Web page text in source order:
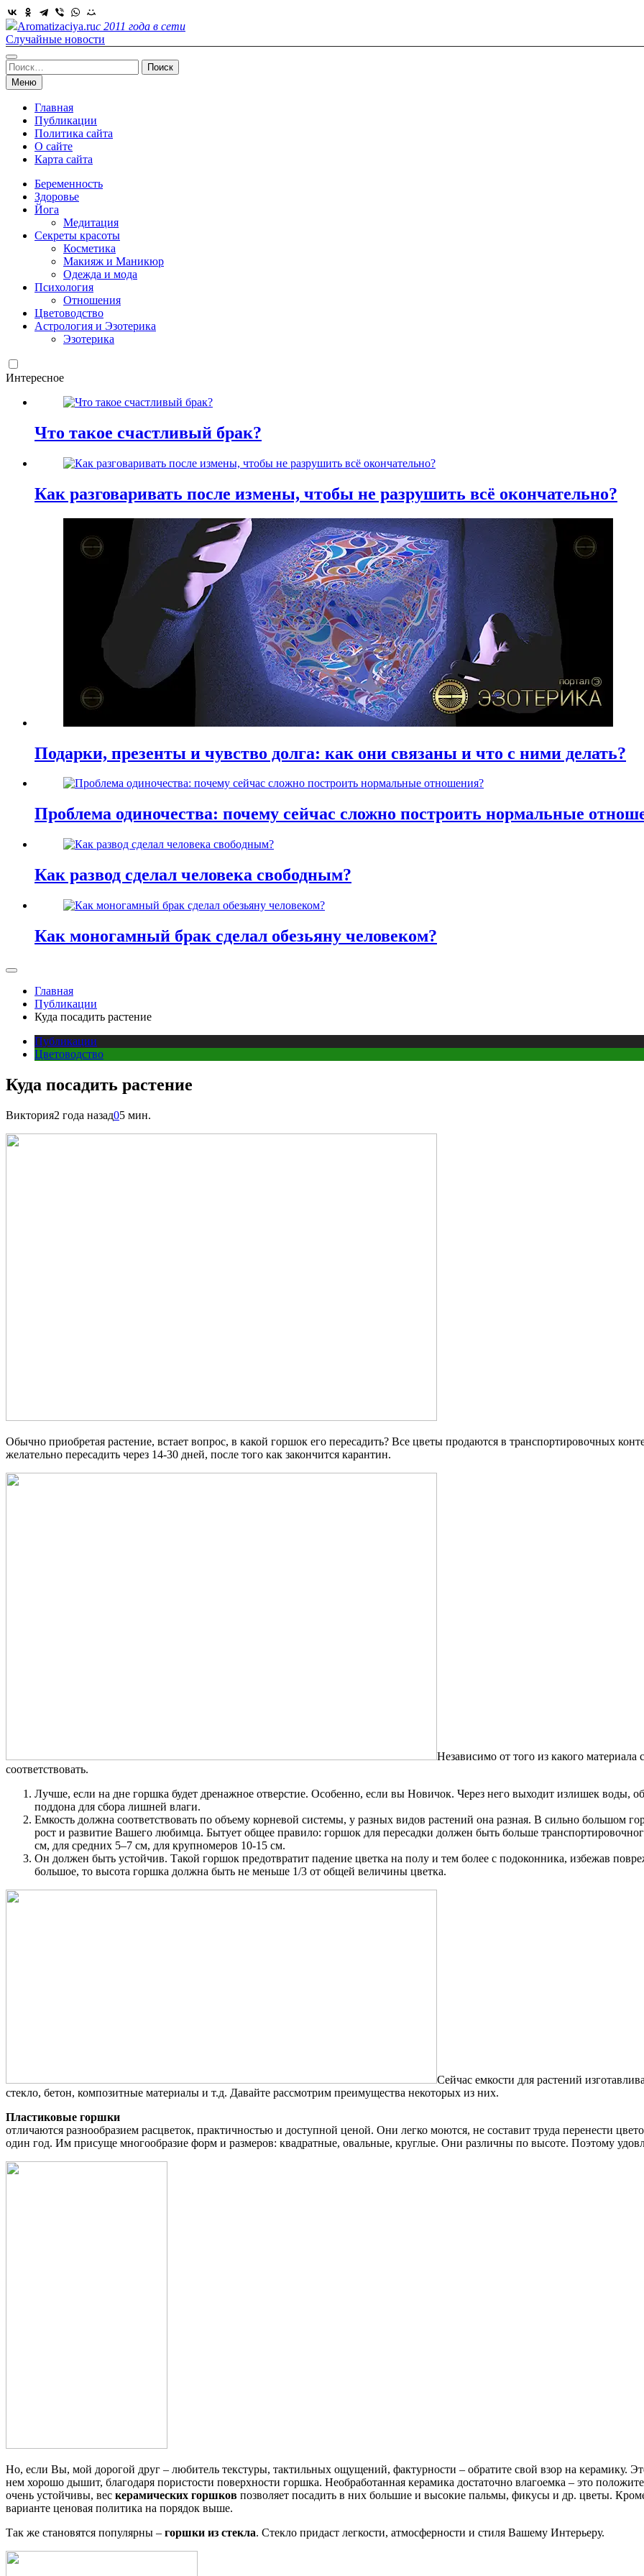
Skip
to
content
Aromatizaciya.ruс 2011 года в сети
Случайные новости
Найти:
Меню
Главная
Публикации
Политика сайта
О сайте
Карта сайта
Беременность
Здоровье
Йога
Медитация
Секреты красоты
Косметика
Макияж и Маникюр
Одежда и мода
Психология
Отношения
Цветоводство
Астрология и Эзотерика
Эзотерика
Интересное
Что такое счастливый брак?
Как разговаривать после измены, чтобы не разрушить всё окончательно?
Подарки, презенты и чувство долга: как они связаны и что с ними делать?
Проблема одиночества: почему сейчас сложно построить нормальные
Как развод сделал человека свободным?
Как моногамный брак сделал обезьяну человеком?
Главная
Публикации
Куда посадить растение
Публикации
Цветоводство
Куда посадить растение
Виктория2 года назад05 мин.
Обычно приобретая растение, встает вопрос, в какой горшок его пересадить? Все цветы продаются в транспортировочных
желательно пересадить через 14-30 дней, после того как закончится карантин.
Независимо от того из какого
соответствовать.
Лучше, если на дне горшка будет дренажное отверстие. Особенно, если вы Новичок. Через него выходит излишек воды,
поддона для сбора лишней влаги.
Емкость должна соответствовать по объему корневой системы, у разных видов растений она разная. В сильно большом
рост и развитие Вашего любимца. Бытует общее правило: горшок для пересадки должен быть больше
см, для средних 5–7 см, для крупномеров 10-15 см.
Он должен быть устойчив. Такой горшок предотвратит падение цветка на полу и тем более с подоконника, избежав
большое, то высота горшка должна быть не меньше 1/3 от общей величины цветка.
Сейчас емкости для растений
стекло, бетон, композитные материалы и т.д. Давайте рассмотрим преимущества некоторых из них.
Пластиковые горшки
отличаются разнообразием расцветок, практичностью и доступной ценой. Они легко моются, не составит труда перенести
один год. Им присуще многообразие форм и размеров: квадратные, овальные, круглые. Они различны по высоте. Поэтому
Но, если Вы, мой дорогой друг – любитель текстуры, тактильных ощущений, фактурности – обратите свой взор на керамику.
нем хорошо дышит, благодаря пористости поверхности горшка. Необработанная керамика достаточно влагоемка – это
очень устойчивы, вес керамических горшков позволяет посадить в них большие и высокие пальмы, фикусы и др. цветы.
варианте ценовая политика на порядок выше.
Так же становятся популярны – горшки из стекла. Стекло придаст легкости, атмосферности и стиля Вашему Интерьеру.